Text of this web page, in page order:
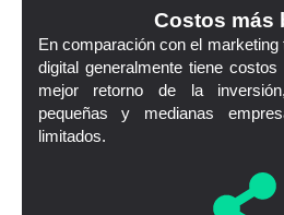
Costos más
En comparación con el
digital generalmente tiene
mejor retorno de la
pequeñas y medianas
limitados.